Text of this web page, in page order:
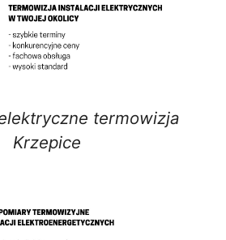
termowizja
Krzepice